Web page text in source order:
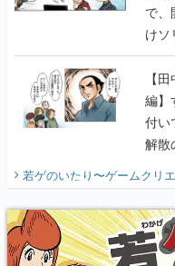
で、
けソ
に行
【
編】
付い
解散
『少
り】
若ゲのいたり〜ゲームクリ